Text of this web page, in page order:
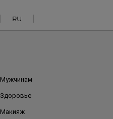
RU
Мужчинам
Здоровье
Макияж